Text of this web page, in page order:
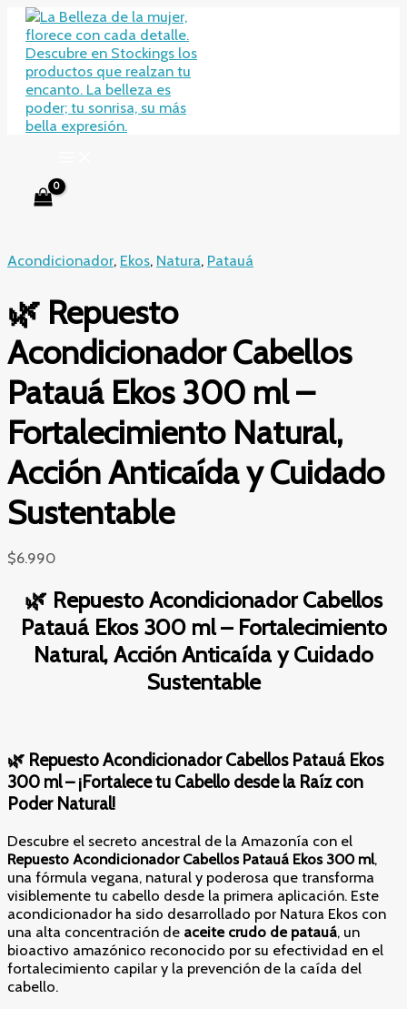
contenido
Acondicionador, Ekos, Natura, Patauá
🌿 Repuesto
Acondicionador Cabellos
Patauá Ekos 300 ml –
Fortalecimiento Natural,
Acción Anticaída y Cuidado
Sustentable
$6.990
🌿 Repuesto Acondicionador Cabellos
Patauá Ekos 300 ml – Fortalecimiento
Natural, Acción Anticaída y Cuidado
Sustentable
🌿 Repuesto Acondicionador Cabellos Patauá Ekos
300 ml – ¡Fortalece tu Cabello desde la Raíz con
Poder Natural!
Descubre el secreto ancestral de la Amazonía con el
Repuesto Acondicionador Cabellos Patauá Ekos 300 ml,
una fórmula vegana, natural y poderosa que transforma
visiblemente tu cabello desde la primera aplicación. Este
acondicionador ha sido desarrollado por Natura Ekos con
una alta concentración de aceite crudo de patauá, un
bioactivo amazónico reconocido por su efectividad en el
fortalecimiento capilar y la prevención de la caída del
cabello.